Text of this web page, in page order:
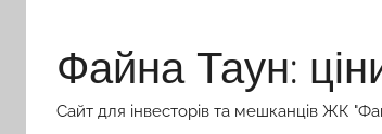
вмістуФайна Таун:
Сайт для інвесторів та мешканців ЖК